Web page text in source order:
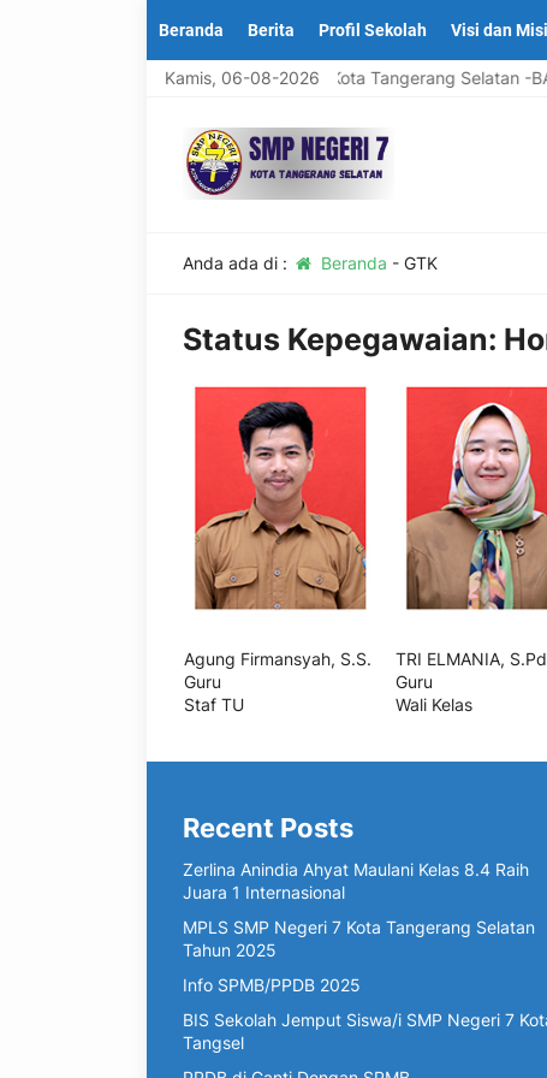
Beranda Berita Profil Sekolah Visi dan Misi
Kamis, 06-08-2026
Di Website Resmi SMP Negeri 7 Kota Tangerang Selatan -
Anda ada di : Beranda - GTK
Status Kepegawaian:
Agung Firmansyah, S.S.
Guru
Staf TU
TRI ELMANIA, S.Pd
Guru
Wali Kelas
Recent Posts
Zerlina Anindia Ahyat Maulani Kelas 8.4 Raih
Juara 1 Internasional
MPLS SMP Negeri 7 Kota Tangerang Selatan
Tahun 2025
Info SPMB/PPDB 2025
BIS Sekolah Jemput Siswa/i SMP Negeri 7
Tangsel